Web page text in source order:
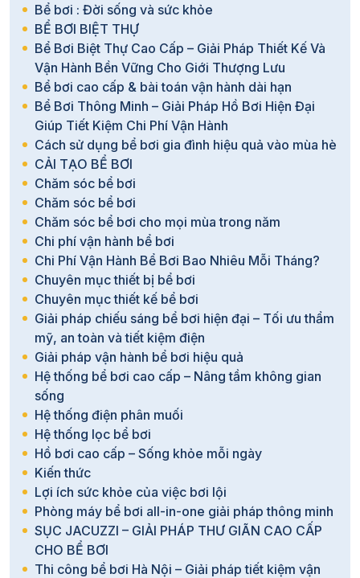
Bể bơi : Đời sống và sức khỏe
BỂ BƠI BIỆT THỰ
Bể Bơi Biệt Thự Cao Cấp – Giải Pháp Thiết Kế Và
Vận Hành Bền Vững Cho Giới Thượng Lưu
Bể bơi cao cấp & bài toán vận hành dài hạn
Bể Bơi Thông Minh – Giải Pháp Hồ Bơi Hiện Đại
Giúp Tiết Kiệm Chi Phí Vận Hành
Cách sử dụng bể bơi gia đình hiệu quả vào mùa hè
CẢI TẠO BỂ BƠI
Chăm sóc bể bơi
Chăm sóc bể bơi
Chăm sóc bể bơi cho mọi mùa trong năm
Chi phí vận hành bể bơi
Chi Phí Vận Hành Bể Bơi Bao Nhiêu Mỗi Tháng?
Chuyên mục thiết bị bể bơi
Chuyên mục thiết kế bể bơi
Giải pháp chiếu sáng bể bơi hiện đại – Tối ưu thẩm
mỹ, an toàn và tiết kiệm điện
Giải pháp vận hành bể bơi hiệu quả
Hệ thống bể bơi cao cấp – Nâng tầm không gian
sống
Hệ thống điện phân muối
Hệ thống lọc bể bơi
Hồ bơi cao cấp – Sống khỏe mỗi ngày
Kiến thức
Lợi ích sức khỏe của việc bơi lội
Phòng máy bể bơi all-in-one giải pháp thông minh
SỤC JACUZZI – GIẢI PHÁP THƯ GIÃN CAO CẤP
CHO BỂ BƠI
Thi công bể bơi Hà Nội – Giải pháp tiết kiệm vận